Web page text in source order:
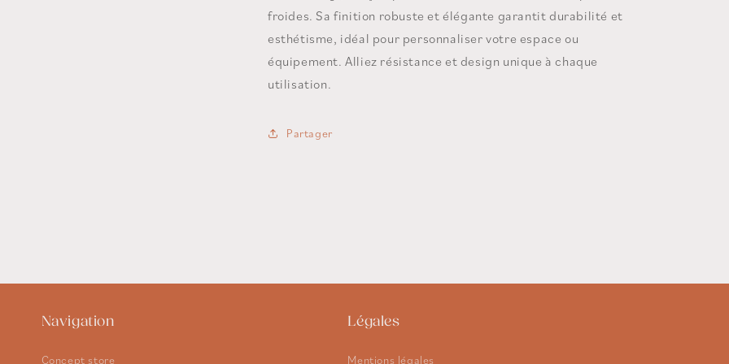
froides. Sa finition robuste et élégante garantit durabilité et
esthétisme, idéal pour personnaliser votre espace ou
équipement. Alliez résistance et design unique à chaque
utilisation.
Partager
Navigation
Concept store
Légales
Mentions légales